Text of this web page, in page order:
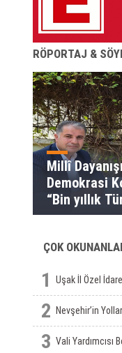
RÖPORTAJ &
Millî
Demokrasi
“Bin yıllık
slogan
ÇOK
1 Uşak İl Özel
2 Nevşehir’in
3 Vali Yardımcısı